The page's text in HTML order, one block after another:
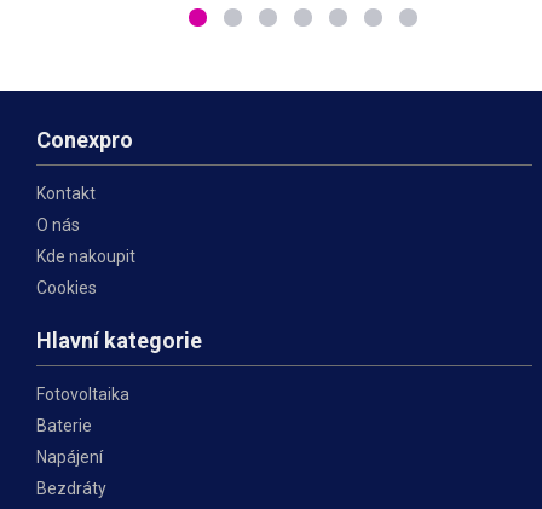
broušení ferule UPC na obou
broušením na obou stranách
Conexpro
Kontakt
O nás
Kde nakoupit
Cookies
Hlavní kategorie
Fotovoltaika
Baterie
Napájení
Bezdráty